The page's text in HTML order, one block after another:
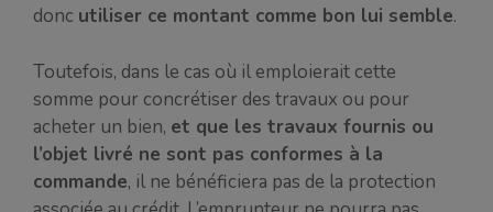
donc utiliser ce montant comme bon lui semble.
Toutefois, dans le cas où il emploierait cette
somme pour concrétiser des travaux ou pour
acheter un bien, et que les travaux fournis ou
l’objet livré ne sont pas conformes à la
commande, il ne bénéficiera pas de la protection